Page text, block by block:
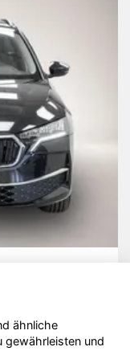
ähnliche
gewährleisten und